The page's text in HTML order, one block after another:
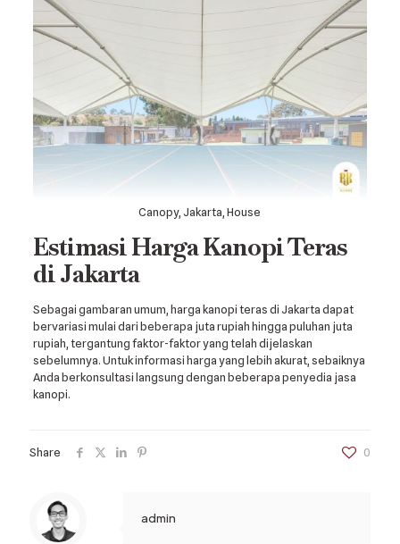
Canopy, Jakarta, House
Estimasi Harga Kanopi Teras
di Jakarta
Sebagai gambaran umum, harga kanopi teras di Jakarta dapat
bervariasi mulai dari beberapa juta rupiah hingga puluhan juta
rupiah, tergantung faktor-faktor yang telah dijelaskan
sebelumnya. Untuk informasi harga yang lebih akurat, sebaiknya
Anda berkonsultasi langsung dengan beberapa penyedia jasa
kanopi.
Share 0
admin